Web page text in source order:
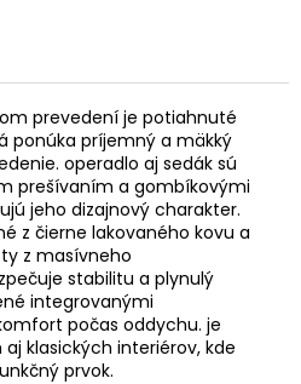
prevedení je potiahnuté
ponúka príjemný a mäkký
operadlo aj sedák sú
prešívaním a gombíkovými
jeho dizajnový charakter.
z čierne lakovaného kovu a
z masívneho
stabilitu a plynulý
integrovanými
počas oddychu. je
klasických interiérov, kde
prvok.